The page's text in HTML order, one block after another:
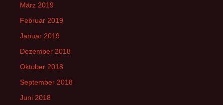
März 2019
Februar 2019
Januar 2019
Dezember 2018
Oktober 2018
September 2018
Juni 2018